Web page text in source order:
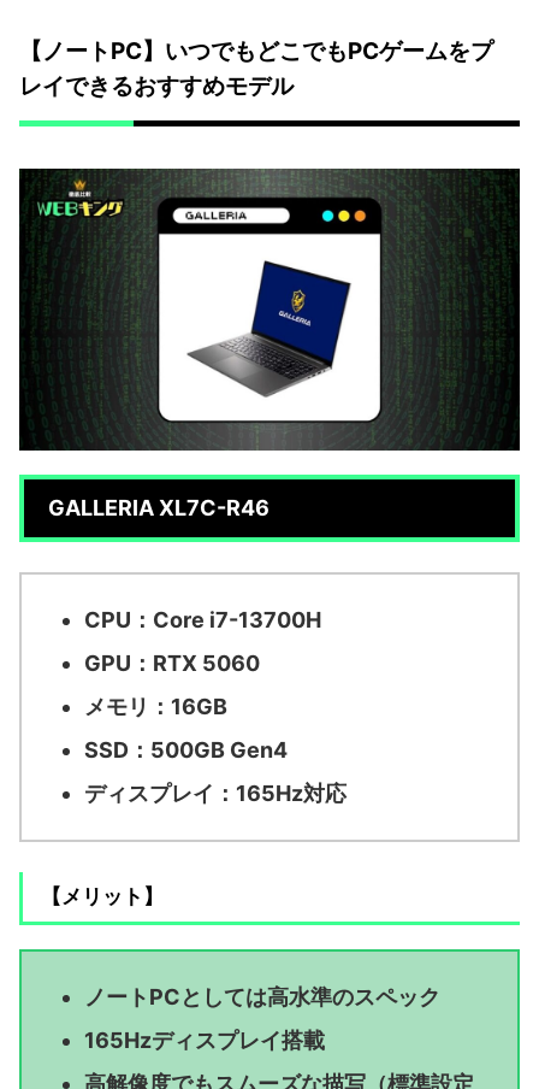
【ノートPC】いつでもどこでもPCゲームをプ
レイできるおすすめモデル
GALLERIA XL7C-R46
CPU：Core i7-13700H
GPU：RTX 5060
メモリ：16GB
SSD：500GB Gen4
ディスプレイ：165Hz対応
【メリット】
ノートPCとしては高水準のスペック
165Hzディスプレイ搭載
高解像度でもスムーズな描写（標準設定